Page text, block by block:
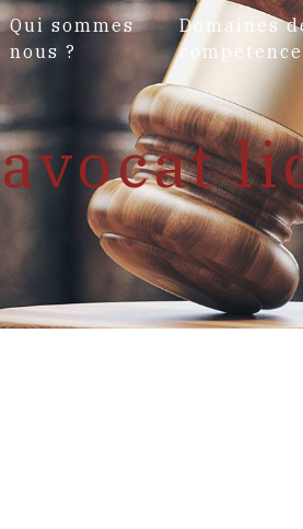
Qui sommes
nous ?
Domaines
compétence
avocat